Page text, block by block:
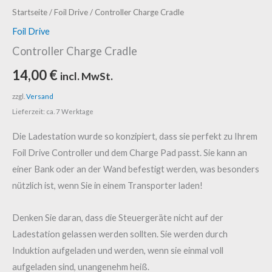
Startseite/Foil Drive/ Controller Charge Cradle
Foil Drive
Controller Charge Cradle
14,00€ incl. MwSt.
zzgl. Versand
Lieferzeit: ca. 7 Werktage
Die Ladestation wurde so konzipiert, dass sie perfekt zu Ihrem
Foil Drive Controller und dem Charge Pad passt. Sie kann an
einer Bank oder an der Wand befestigt werden, was besonders
nützlich ist, wenn Sie in einem Transporter laden!
Denken Sie daran, dass die Steuergeräte nicht auf der
Ladestation gelassen werden sollten. Sie werden durch
Induktion aufgeladen und werden, wenn sie einmal voll
aufgeladen sind, unangenehm heiß.
Controller
Charge
Cradle